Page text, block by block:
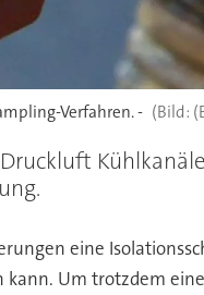
Verfahren. -
eine
Um trotzdem